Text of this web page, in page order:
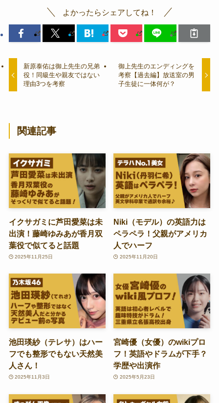
よかったらシェアしてね！
新原泰佑は御上先生の兄弟
役！同級生や親友ではない
理由3つを考察
御上先生のエンディングを
考察【過去編】放送室の男
子生徒に一体何が？
関連記事
イクサガミに芦田愛菜は未
出演！藤崎ゆみあが香月双
葉役で似てると話題
2025年11月25日
Niki（モデル）の英語力は
ペラペラ！父親がアメリカ
人でハーフ
2025年11月20日
池田瑛紗（テレサ）はハー
フでも整形でもない天然美
人さん！
2025年11月3日
宮崎優（女優）のwikiプロ
フ！英語やドラムが下手？
学歴や出演作
2025年5月23日